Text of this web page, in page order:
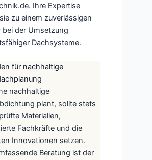
Ihre Expertise
zu einem zuverlässigen
bei der Umsetzung
Dachsysteme.
für nachhaltige
nachhaltige
plant, sollte stets
Materialien,
Fachkräfte und die
Innovationen setzen.
Beratung ist der